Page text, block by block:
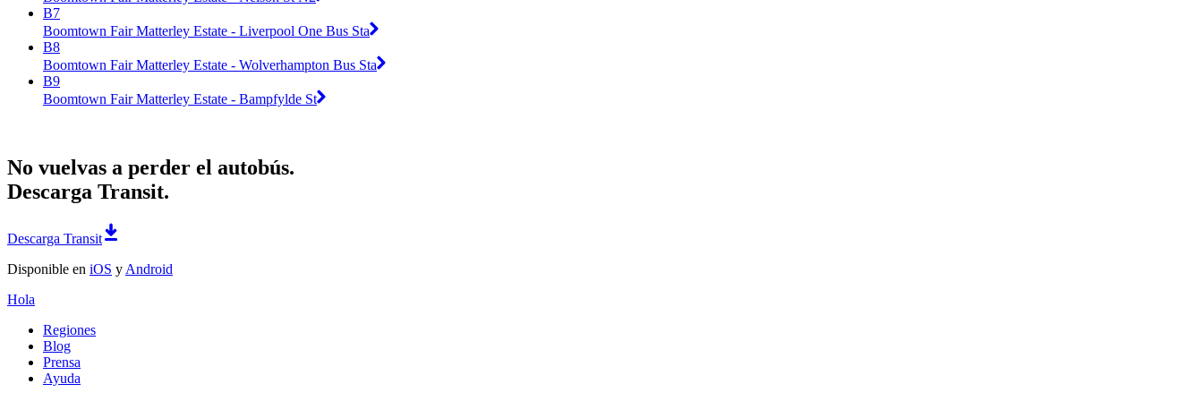
B7
Boomtown Fair Matterley Estate - Liverpool One Bus Sta
B8
Boomtown Fair Matterley Estate - Wolverhampton Bus Sta
B9
Boomtown Fair Matterley Estate - Bampfylde St
No vuelvas a perder el autobús.
Descarga Transit.
Descarga Transit
Disponible en iOS y Android
Hola
Regiones
Blog
Prensa
Ayuda